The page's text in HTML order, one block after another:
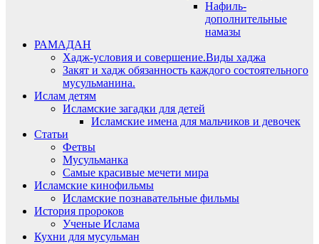
Нафиль-
дополнительные
намазы
РАМАДАН
Хадж-условия и совершение.Виды хаджа
Закят и хадж обязанность каждого состоятельного
мусульманина.
Ислам детям
Исламские загадки для детей
Исламские имена для мальчиков и девочек
Статьи
Фетвы
Мусульманка
Самые красивые мечети мира
Исламские кинофильмы
Исламские познавательные фильмы
История пророков
Ученые Ислама
Кухни для мусульман